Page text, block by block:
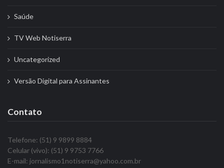
Saúde
TV Web Notiserra
Uncategorized
Versão Digital para Assinantes
Contato
Telefone: (51) 9 9899 8884
Celular (vivo): (51) 9 9753 7766
E-mail: jornalismo1notiserra@yahoo.com.br